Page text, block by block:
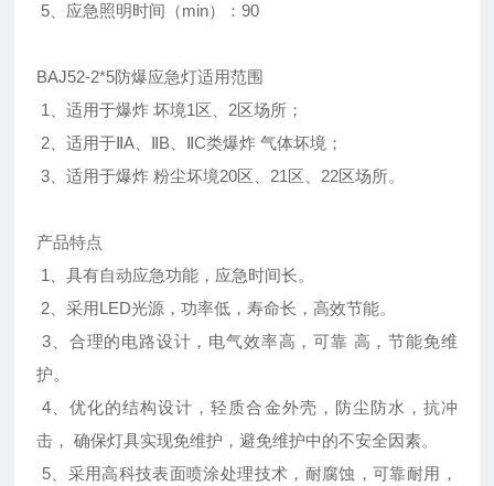
5、应急照明时间（min）：90
BAJ52-2*5防爆应急灯适用范围
1、适用于爆炸 坏境1区、2区场所；
2、适用于ⅡA、ⅡB、ⅡC类爆炸 气体坏境；
3、适用于爆炸 粉尘坏境20区、21区、22区场所。
产品特点
1、具有自动应急功能，应急时间长。
2、采用LED光源，功率低，寿命长，高效节能。
3、合理的电路设计，电气效率高，可靠 高，节能免维
护。
4、优化的结构设计，轻质合金外壳，防尘防水，抗冲
击， 确保灯具实现免维护，避免维护中的不安全因素。
5、采用高科技表面喷涂处理技术，耐腐蚀，可靠耐用，